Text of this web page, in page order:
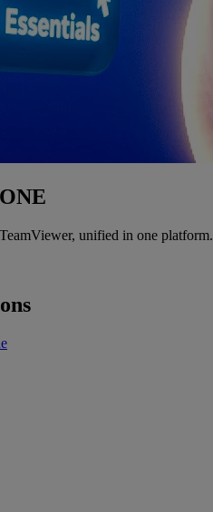
unified in one platform.